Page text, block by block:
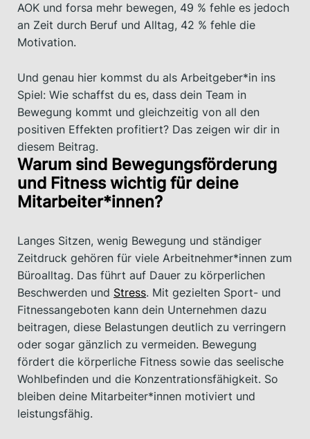
AOK und forsa mehr bewegen, 49 % fehle es jedoch
an Zeit durch Beruf und Alltag, 42 % fehle die
Motivation.
Und genau hier kommst du als Arbeitgeber*in ins
Spiel: Wie schaffst du es, dass dein Team in
Bewegung kommt und gleichzeitig von all den
positiven Effekten profitiert? Das zeigen wir dir in
diesem Beitrag.
Warum sind Bewegungsförderung
und Fitness wichtig für deine
Mitarbeiter*innen?
Langes Sitzen, wenig Bewegung und ständiger
Zeitdruck gehören für viele Arbeitnehmer*innen zum
Büroalltag. Das führt auf Dauer zu körperlichen
Beschwerden und Stress. Mit gezielten Sport- und
Fitnessangeboten kann dein Unternehmen dazu
beitragen, diese Belastungen deutlich zu verringern
oder sogar gänzlich zu vermeiden. Bewegung
fördert die körperliche Fitness sowie das seelische
Wohlbefinden und die Konzentrationsfähigkeit. So
bleiben deine Mitarbeiter*innen motiviert und
leistungsfähig.